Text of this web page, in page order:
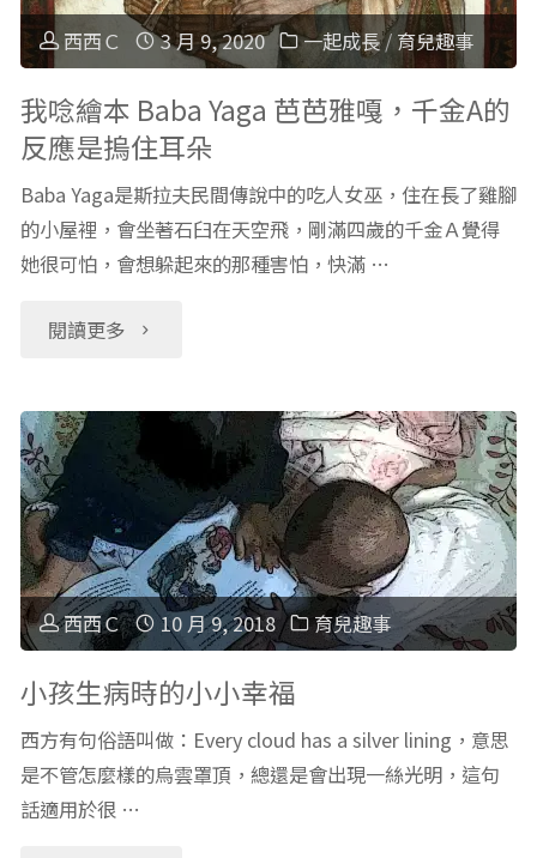
實
事
件
分
享
注
的
事：
我
生
的
真
實
事
分
奮
麼
辦？
量
脈
讓
他
安
靜
來！"
西西Ｃ 3 月 9, 2020 一起成長/ 育兒趣事
我唸繪本 Baba Yaga 芭芭雅嘎，千金A的
反應是摀住耳朵
Baba Yaga是斯拉夫民間傳說中的吃人女巫，住在長了雞腳
的小屋裡，會坐著石臼在天空飛，剛滿四歲的千金Ａ覺得
她很可怕，會想躲起來的那種害怕，快滿 …
閱讀更多
"我
繪
Baba
Yaga
芭
雅
西西Ｃ 10 月 9, 2018 育兒趣事
小孩生病時的小小幸福
西方有句俗語叫做：Every cloud has a silver lining，意思
是不管怎麼樣的烏雲罩頂，總還是會出現一絲光明，這句
話適用於很 …